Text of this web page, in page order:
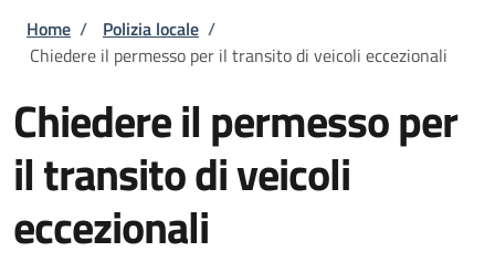
Briciole di pane
Home / Polizia locale /
Chiedere il permesso per il transito di veicoli eccezionali
Chiedere il permesso per
il transito di veicoli
eccezionali